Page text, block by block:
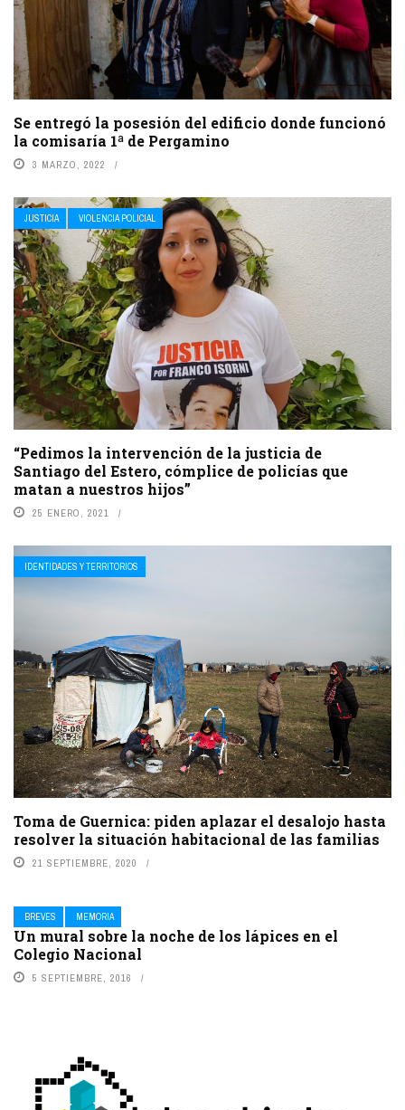
Se entregó la posesión del edificio donde funcionó
la comisaría 1ª de Pergamino
3 MARZO, 2022
JUSTICIA VIOLENCIA POLICIAL
“Pedimos la intervención de la justicia de
Santiago del Estero, cómplice de policías que
matan a nuestros hijos”
25 ENERO, 2021
IDENTIDADES Y TERRITORIOS
Toma de Guernica: piden aplazar el desalojo hasta
resolver la situación habitacional de las familias
21 SEPTIEMBRE, 2020
BREVES MEMORIA
Un mural sobre la noche de los lápices en el
Colegio Nacional
5 SEPTIEMBRE, 2016